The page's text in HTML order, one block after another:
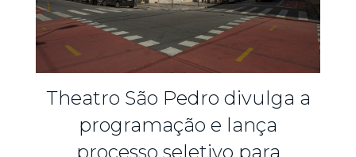
Theatro São Pedro divulga a
programação e lança
processo seletivo para